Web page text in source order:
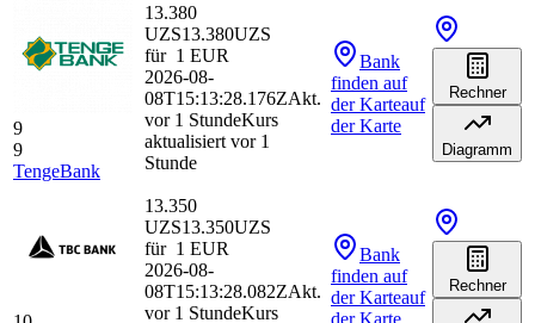
9
9
TengeBank
13.380
UZS13.380UZS
für 1 EUR
2026-08-
08T15:13:28.176ZAkt.
vor 1 StundeKurs
aktualisiert vor 1
Stunde
Bank
finden auf
der Karteauf
der Karte
Rechner
Diagramm
13.350
UZS13.350UZS
für 1 EUR
2026-08-
08T15:13:28.082ZAkt.
vor 1 StundeKurs
Bank
finden auf
der Karteauf
der Karte
Rechner